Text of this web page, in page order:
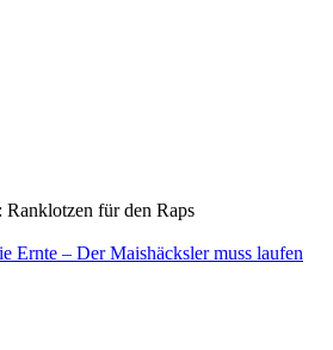
Ranklotzen für den Raps
Ernte – Der Maishäcksler muss laufen